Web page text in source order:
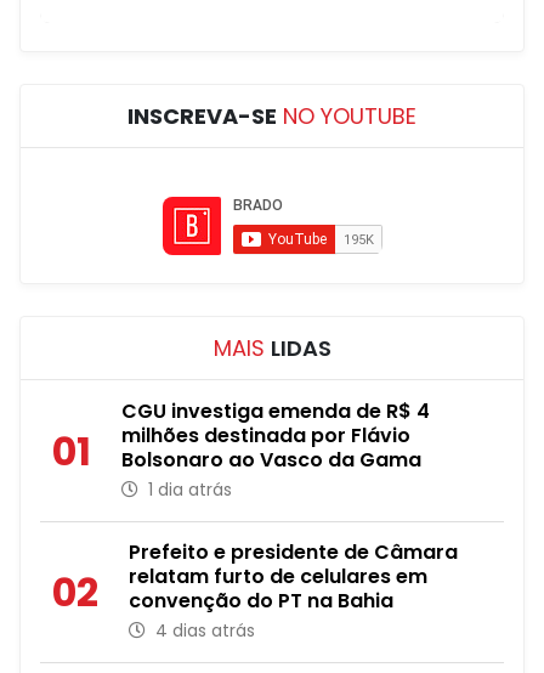
INSCREVA-SE NO YOUTUBE
MAIS LIDAS
01
CGU investiga emenda de R$ 4
milhões destinada por Flávio
Bolsonaro ao Vasco da Gama
1 dia atrás
02
Prefeito e presidente de Câmara
relatam furto de celulares em
convenção do PT na Bahia
4 dias atrás